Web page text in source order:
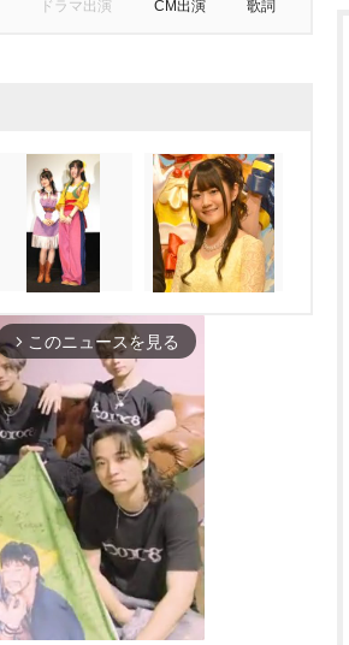
ドラマ出演 CM出演 歌詞
arrow_forward_ios このニュースを見る